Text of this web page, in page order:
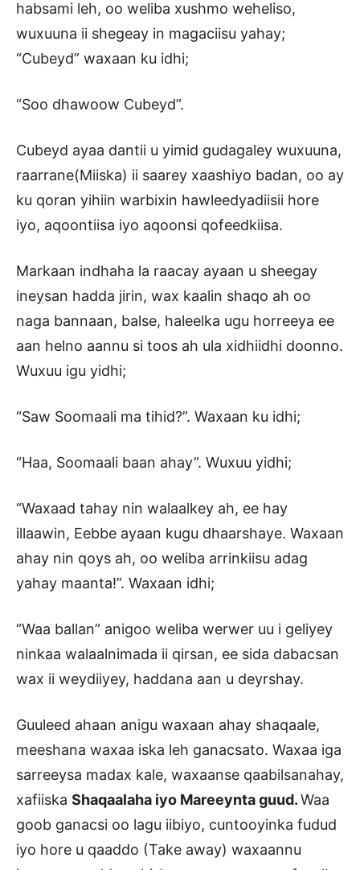
habsami leh, oo weliba xushmo weheliso,
wuxuuna ii shegeay in magaciisu yahay;
“Cubeyd” waxaan ku idhi;
“Soo dhawoow Cubeyd”.
Cubeyd ayaa dantii u yimid gudagaley wuxuuna,
raarrane(Miiska) ii saarey xaashiyo badan, oo ay
ku qoran yihiin warbixin hawleedyadiisii hore
iyo, aqoontiisa iyo aqoonsi qofeedkiisa.
Markaan indhaha la raacay ayaan u sheegay
ineysan hadda jirin, wax kaalin shaqo ah oo
naga bannaan, balse, haleelka ugu horreeya ee
aan helno aannu si toos ah ula xidhiidhi doonno.
Wuxuu igu yidhi;
“Saw Soomaali ma tihid?”. Waxaan ku idhi;
“Haa, Soomaali baan ahay”. Wuxuu yidhi;
“Waxaad tahay nin walaalkey ah, ee hay
illaawin, Eebbe ayaan kugu dhaarshaye. Waxaan
ahay nin qoys ah, oo weliba arrinkiisu adag
yahay maanta!”. Waxaan idhi;
“Waa ballan” anigoo weliba werwer uu i geliyey
ninkaa walaalnimada ii qirsan, ee sida dabacsan
wax ii weydiiyey, haddana aan u deyrshay.
Guuleed ahaan anigu waxaan ahay shaqaale,
meeshana waxaa iska leh ganacsato. Waxaa iga
sarreeysa madax kale, waxaanse qaabilsanahay,
xafiiska Shaqaalaha iyo Mareeynta guud.Waa
goob ganacsi oo lagu iibiyo, cuntooyinka fudud
iyo hore u qaaddo (Take away) waxaannu